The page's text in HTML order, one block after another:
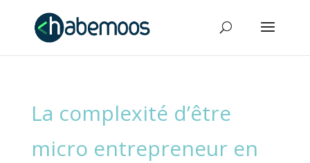
La complexité d’être
micro entrepreneur en